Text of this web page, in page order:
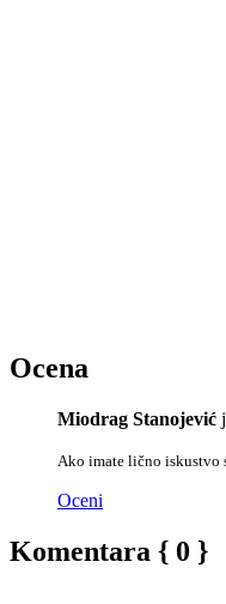
Ocena
Miodrag Stanojević
Ako imate lično iskustvo
Oceni
Komentara { 0 }